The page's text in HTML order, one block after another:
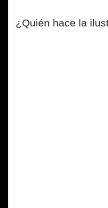
¿Quién hace la